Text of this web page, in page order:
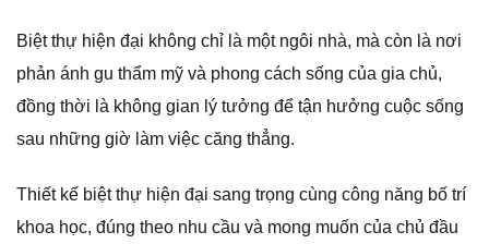
Biệt thự hiện đại không chỉ là một ngôi nhà, mà còn là nơi
phản ánh gu thẩm mỹ và phong cách sống của gia chủ,
đồng thời là không gian lý tưởng để tận hưởng cuộc sống
sau những giờ làm việc căng thẳng.
Thiết kế biệt thự hiện đại sang trọng cùng công năng bố trí
khoa học, đúng theo nhu cầu và mong muốn của chủ đầu